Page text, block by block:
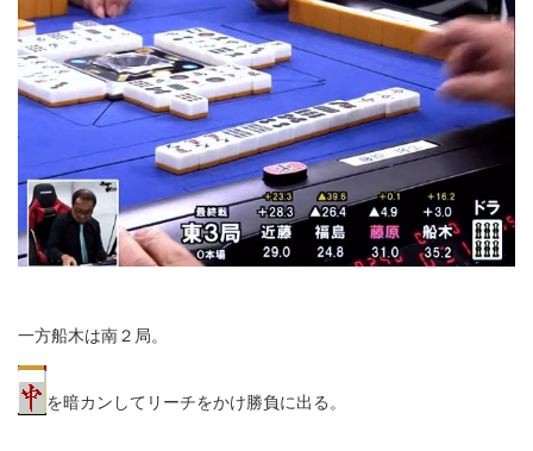
一方船木は南２局。
を暗カンしてリーチをかけ勝負に出る。